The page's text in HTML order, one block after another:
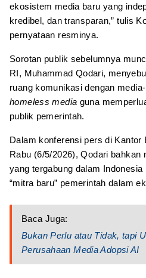
ekosistem media baru yang
kredibel, dan transparan,” tulis
pernyataan resminya.
Sorotan publik sebelumnya
RI, Muhammad Qodari,
ruang komunikasi dengan
homeless media guna
publik pemerintah.
Dalam konferensi pers di
Rabu (6/5/2026), Qodari bahkan
yang tergabung dalam
“mitra baru” pemerintah dalam
Baca Juga:
Bukan Perlu atau Tidak, tapi
Perusahaan Media Adopsi AI